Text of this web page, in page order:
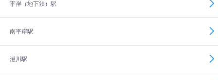
平岸（地下鉄）駅
南平岸駅
澄川駅